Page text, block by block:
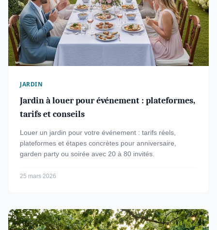
JARDIN
Jardin à louer pour événement : plateformes,
tarifs et conseils
Louer un jardin pour votre événement : tarifs réels,
plateformes et étapes concrètes pour anniversaire,
garden party ou soirée avec 20 à 80 invités.
25 mars 2026